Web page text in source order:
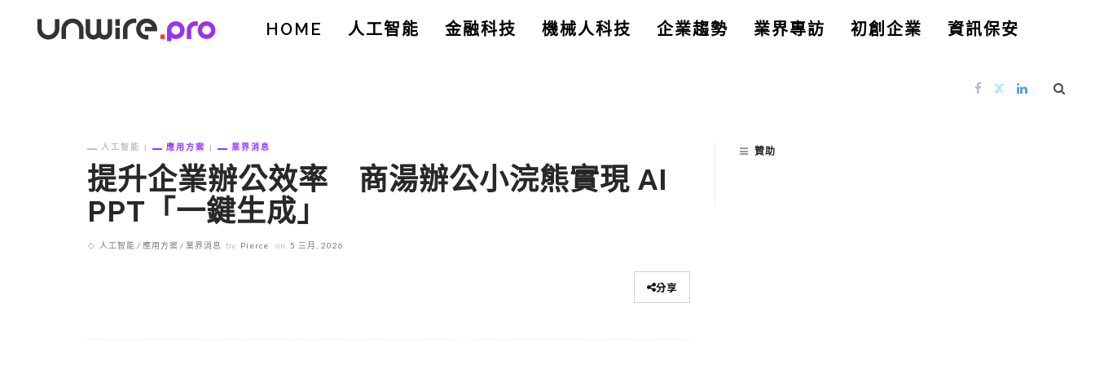
HOME 人工智能 金融科技 機械人科技 企業趨勢 業界專訪 初創企業 資訊保安
人工智能 應用方案 業界消息
提升企業辦公效率 商湯辦公小浣熊實現 AI
PPT「一鍵生成」
人工智能 應用方案 業界消息 by Pierce on 5 三月, 2026
分享
贊助